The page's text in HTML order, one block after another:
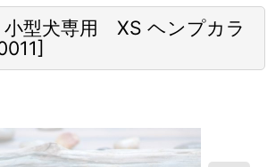
小型犬専用 XS ヘンプカラ
]